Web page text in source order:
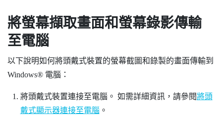
將螢幕擷取畫面和螢幕錄影傳輸
至電腦
以下說明如何將頭戴式裝置的螢幕截圖和錄製的畫面傳輸到
Windows® 電腦：
將頭戴式裝置連接至電腦。 如需詳細資訊，請參閱將頭
戴式顯示器連接至電腦 。